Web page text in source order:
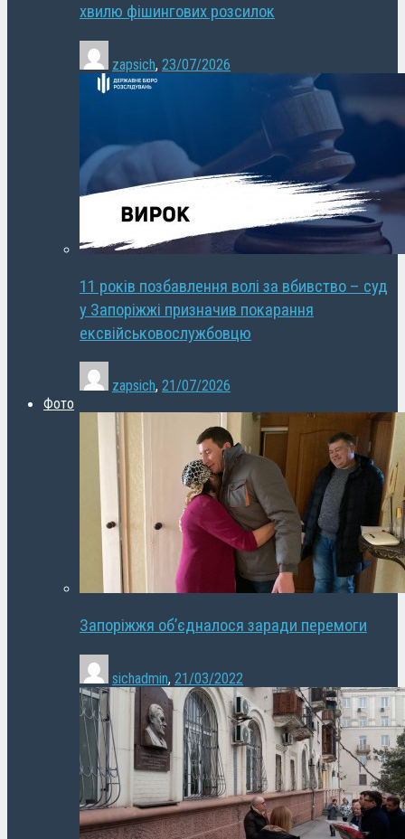
хвилю фішингових розсилок
zapsich, 23/07/2026
11 років позбавлення волі за вбивство – суд
у Запоріжжі призначив покарання
ексвійськовослужбовцю
zapsich, 21/07/2026
Фото
Запоріжжя об’єдналося заради перемоги
sichadmin, 21/03/2022